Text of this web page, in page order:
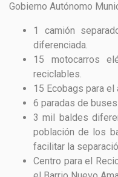
Gobierno Autónomo
1 camión
diferenciada.
15 motocarros
reciclables.
15 Ecobags para
6 paradas de
3 mil baldes
población de los
facilitar la
Centro para el